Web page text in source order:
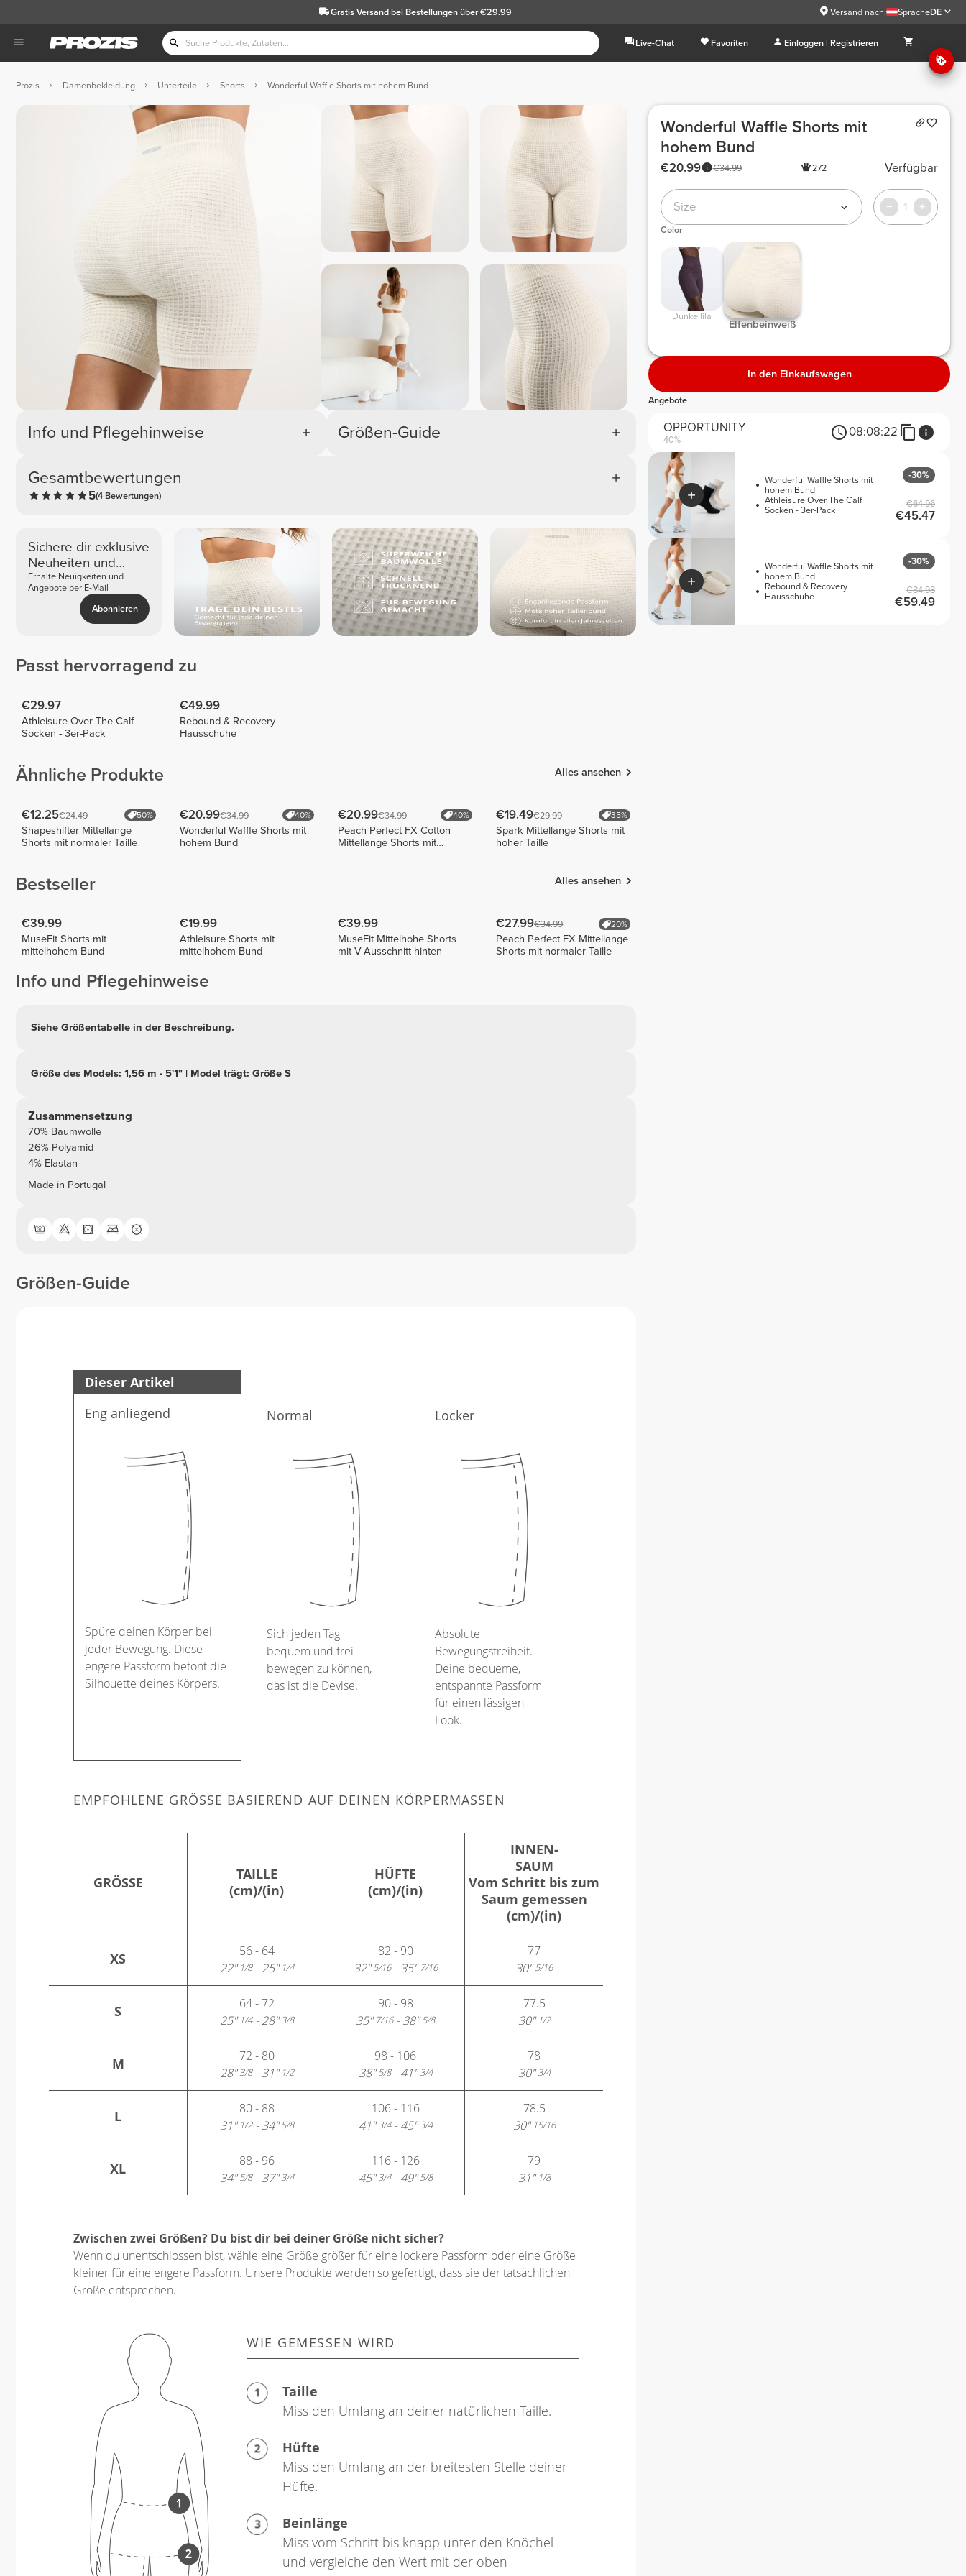
Gratis Versandbei Bestellungen über €29.99 Versand nach: SpracheDE
Live-Chat Favoriten Einloggen | Registrieren
Prozis Damenbekleidung Unterteile Shorts Wonderful Waffle Shorts mit hohem Bund
Info und Pflegehinweise
Gesamtbewertungen
5(4 Bewertungen)
Größen-Guide
Sichere dir exklusive
Neuheiten und
Angebote
Erhalte Neuigkeiten und
Angebote per E-Mail
Abonnieren
Passt hervorragend zu
€29.97
Athleisure Over The Calf
Socken - 3er-Pack
€49.99
Rebound & Recovery
Hausschuhe
Ähnliche Produkte Alles ansehen
€12.25€24.49 50%
Shapeshifter Mittellange
Shorts mit normaler Taille
€20.99€34.99 40%
Wonderful Waffle Shorts mit
hohem Bund
€20.99€34.99 40%
Peach Perfect FX Cotton
Mittellange Shorts mit
€19.49€29.99 35%
Spark Mittellange Shorts mit
hoher Taille
Bestseller Alles ansehen
€39.99
MuseFit Shorts mit
mittelhohem Bund
€19.99
Athleisure Shorts mit
mittelhohem Bund
€39.99
MuseFit Mittelhohe Shorts
mit V-Ausschnitt hinten
€27.99€34.99 20%
Peach Perfect FX Mittellange
Shorts mit normaler Taille
Info und Pflegehinweise
Siehe Größentabelle in der Beschreibung.
Größe des Models: 1,56 m - 5'1" | Model trägt: Größe S
Zusammensetzung
70% Baumwolle
26% Polyamid
4% Elastan
Made in Portugal
Größen-Guide
Dieser Artikel
Eng anliegend
Spüre deinen Körper bei
jeder Bewegung. Diese
engere Passform betont die
Silhouette deines Körpers.
Normal
Sich jeden Tag
bequem und frei
bewegen zu können,
das ist die Devise.
Locker
Absolute
Bewegungsfreiheit.
Deine bequeme,
entspannte Passform
für einen lässigen
Look.
EMPFOHLENE GRÖSSE BASIEREND AUF DEINEN KÖRPERMASSEN
GRÖSSE
TAILLE
(cm)/(in)
HÜFTE
(cm)/(in)
INNEN-
SAUM
Vom Schritt bis zum
Saum gemessen
(cm)/(in)
XS
56 - 64
22"1/8- 25"1/4
82 - 90
32"5/16- 35"7/16
77
30"5/16
S
64 - 72
25"1/4- 28"3/8
90 - 98
35"7/16- 38"5/8
77.5
30"1/2
M
72 - 80
28"3/8- 31"1/2
98 - 106
38"5/8- 41"3/4
78
30"3/4
L
80 - 88
31"1/2- 34"5/8
106 - 116
41"3/4- 45"3/4
78.5
30"15/16
XL
88 - 96
34"5/8- 37"3/4
116 - 126
45"3/4- 49"5/8
79
31"1/8
Zwischen zwei Größen? Du bist dir bei deiner Größe nicht sicher?
Wenn du unentschlossen bist, wähle eine Größe größer für eine lockere Passform oder eine Größe
kleiner für eine engere Passform. Unsere Produkte werden so gefertigt, dass sie der tatsächlichen
Größe entsprechen.
WIE GEMESSEN WIRD
Taille
Miss den Umfang an deiner natürlichen Taille.
Hüfte
Miss den Umfang an der breitesten Stelle deiner
Hüfte.
Beinlänge
Miss vom Schritt bis knapp unter den Knöchel
und vergleiche den Wert mit der oben
Wonderful Waffle Shorts mit
hohem Bund
€34.99
€20.99 272 Verfügbar
Size 1
Color
Dunkellila
Elfenbeinweiß
In den Einkaufswagen
Angebote
Wonderful Waffle Shorts mit
hohem Bund
Athleisure Over The Calf
Socken - 3er-Pack
-30%
€64.96
€45.47
Wonderful Waffle Shorts mit
hohem Bund
Rebound & Recovery
Hausschuhe
-30%
€84.98
€59.49
OPPORTUNITY
40%
08:08:22